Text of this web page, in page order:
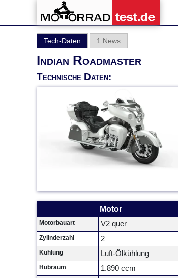
Tech-Daten 1 News
Indian Roadmaster
Technische Daten:
Motor
Motorbauart V2 quer
Zylinderzahl 2
Kühlung Luft-Ölkühlung
Hubraum 1.890 ccm